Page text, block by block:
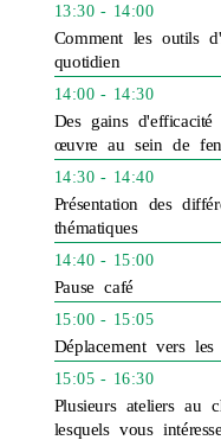
13:30 - 14:00
Comment les outils
quotidien
14:00 - 14:30
Des gains
œuvre au sein de
14:30 - 14:40
Présentation des
thématiques
14:40 - 15:00
Pause café
15:00 - 15:05
Déplacement vers les
15:05 - 16:30
Plusieurs ateliers au
lesquels vous